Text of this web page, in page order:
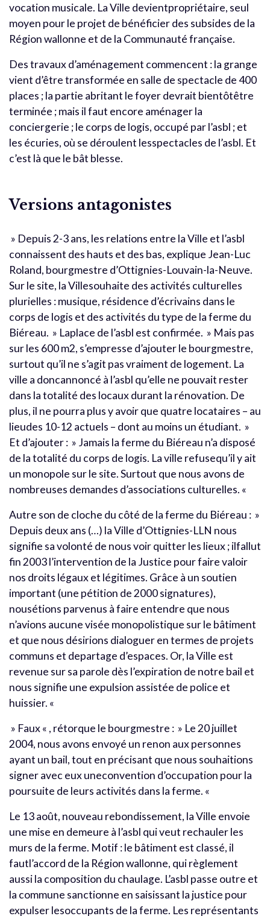
vocation musicale. La Ville devientpropriétaire, seul
moyen pour le projet de bénéficier des subsides de la
Région wallonne et de la Communauté française.
Des travaux d’aménagement commencent : la grange
vient d’être transformée en salle de spectacle de 400
places ; la partie abritant le foyer devrait bientôtêtre
terminée ; mais il faut encore aménager la
conciergerie ; le corps de logis, occupé par l’asbl ; et
les écuries, où se déroulent lesspectacles de l’asbl. Et
c’est là que le bât blesse.
Versions antagonistes
» Depuis 2-3 ans, les relations entre la Ville et l’asbl
connaissent des hauts et des bas, explique Jean-Luc
Roland, bourgmestre d’Ottignies-Louvain-la-Neuve.
Sur le site, la Villesouhaite des activités culturelles
plurielles : musique, résidence d’écrivains dans le
corps de logis et des activités du type de la ferme du
Biéreau. » Laplace de l’asbl est confirmée. » Mais pas
sur les 600 m2, s’empresse d’ajouter le bourgmestre,
surtout qu’il ne s’agit pas vraiment de logement. La
ville a doncannoncé à l’asbl qu’elle ne pouvait rester
dans la totalité des locaux durant la rénovation. De
plus, il ne pourra plus y avoir que quatre locataires – au
lieudes 10-12 actuels – dont au moins un étudiant. »
Et d’ajouter : » Jamais la ferme du Biéreau n’a disposé
de la totalité du corps de logis. La ville refusequ’il y ait
un monopole sur le site. Surtout que nous avons de
nombreuses demandes d’associations culturelles. «
Autre son de cloche du côté de la ferme du Biéreau : »
Depuis deux ans (…) la Ville d’Ottignies-LLN nous
signifie sa volonté de nous voir quitter les lieux ; ilfallut
fin 2003 l’intervention de la Justice pour faire valoir
nos droits légaux et légitimes. Grâce à un soutien
important (une pétition de 2000 signatures),
nousétions parvenus à faire entendre que nous
n’avions aucune visée monopolistique sur le bâtiment
et que nous désirions dialoguer en termes de projets
communs et departage d’espaces. Or, la Ville est
revenue sur sa parole dès l’expiration de notre bail et
nous signifie une expulsion assistée de police et
huissier. «
» Faux « , rétorque le bourgmestre : » Le 20 juillet
2004, nous avons envoyé un renon aux personnes
ayant un bail, tout en précisant que nous souhaitions
signer avec eux uneconvention d’occupation pour la
poursuite de leurs activités dans la ferme. «
Le 13 août, nouveau rebondissement, la Ville envoie
une mise en demeure à l’asbl qui veut rechauler les
murs de la ferme. Motif : le bâtiment est classé, il
fautl’accord de la Région wallonne, qui règlement
aussi la composition du chaulage. L’asbl passe outre et
la commune sanctionne en saisissant la justice pour
expulser lesoccupants de la ferme. Les représentants